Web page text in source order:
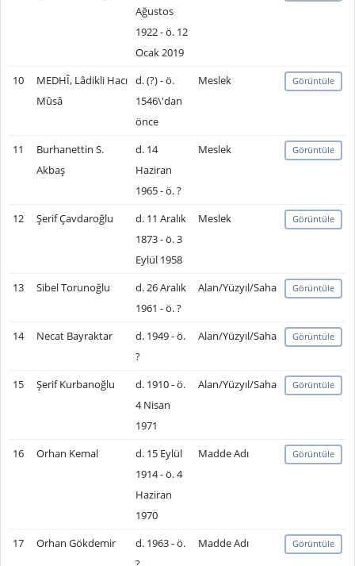
Ağustos
1922 - ö. 12
Ocak 2019
10
MEDHÎ, Lâdikli Hacı
Mûsâ
d. (?) - ö.
1546\'dan
önce
Meslek Görüntüle
11
Burhanettin S.
Akbaş
d. 14
Haziran
1965 - ö. ?
Meslek Görüntüle
12 Şerif Çavdaroğlu
d. 11 Aralık
1873 - ö. 3
Eylül 1958
Meslek Görüntüle
13 Sibel Torunoğlu
d. 26 Aralık
1961 - ö. ?
Alan/Yüzyıl/Saha Görüntüle
14 Necat Bayraktar
d. 1949 - ö.
?
Alan/Yüzyıl/Saha Görüntüle
15 Şerif Kurbanoğlu
d. 1910 - ö.
4 Nisan
1971
Alan/Yüzyıl/Saha Görüntüle
16 Orhan Kemal
d. 15 Eylül
1914 - ö. 4
Haziran
1970
Madde Adı Görüntüle
17 Orhan Gökdemir
d. 1963 - ö.
Madde Adı Görüntüle